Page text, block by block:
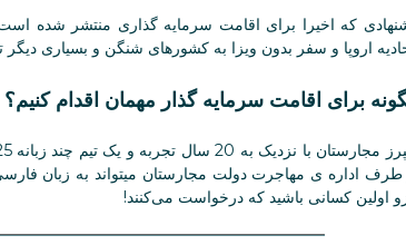
که اخیرا برای اقامت سرمایه گذاری منتشر شده
اروپا و سفر بدون ویزا به کشورهای شنگن و بسیاری دیگر
برای اقامت سرمایه گذار مهمان اقدام کنیم؟
طرف اداره ی مهاجرت دولت مجارستان میتواند به زبان
اولین کسانی باشید که درخواست می‌کنند!